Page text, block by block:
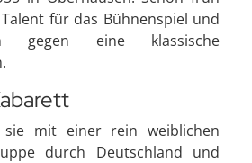
für das Bühnenspiel und
gegen eine klassische
sie mit einer rein weiblichen
durch Deutschland und